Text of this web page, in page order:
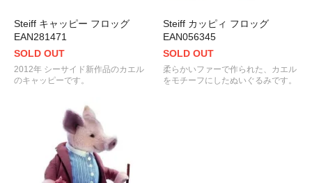
Steiff キャッピー フロッグ
EAN281471
SOLD OUT
2012年 シーサイド新作品のカエル
のキャッピーです。
Steiff カッピィ フロッグ
EAN056345
SOLD OUT
柔らかいファーで作られた、カエル
をモチーフにしたぬいぐるみです。